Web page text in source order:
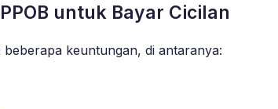
untuk Bayar Cicilan
keuntungan, di antaranya: